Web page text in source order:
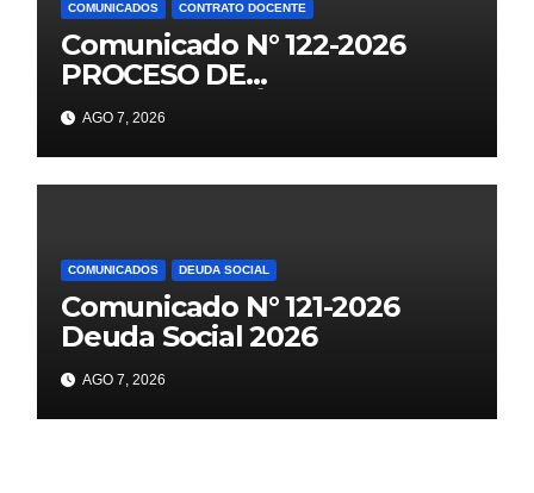
COMUNICADOS CONTRATO DOCENTE
Comunicado N° 122-2026
PROCESO DE
CONTRATACIÓN DOCENTE
2026 PUBLICACIÓN DE
PLAZAS VACANTES PARA
ETAPA PUN EBR PRIMARIA,
AGO 7, 2026
COMUNICADOS DEUDA SOCIAL
Comunicado N° 121-2026
Deuda Social 2026
AGO 7, 2026